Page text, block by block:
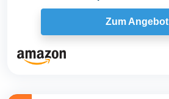
Karabiner, kompatibel mit...
Zum Angebot